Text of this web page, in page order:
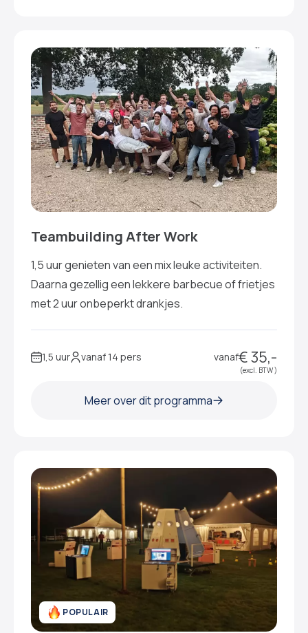
Teambuilding After Work
1,5 uur genieten van een mix leuke activiteiten.
Daarna gezellig een lekkere barbecue of frietjes
met 2 uur onbeperkt drankjes.
1,5 uur vanaf 14 pers vanaf€ 35,-
(excl. BTW )
Meer over dit programma
POPULAIR